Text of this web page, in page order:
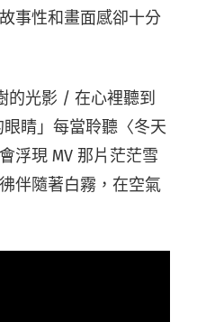
事性和畫面感卻十分
的光影 / 在心裡聽到
睛」每當聆聽〈冬天
浮現 MV 那片茫茫雪
伴隨著白霧，在空氣